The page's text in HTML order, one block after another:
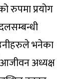
रुपमा प्रयोग
भनेका
अध्यक्ष